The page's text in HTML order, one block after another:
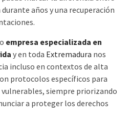
años y una recuperación
empresa especializada en
y en toda Extremadura nos
incluso en contextos de alta
protocolos específicos para
siempre priorizando
a proteger los derechos